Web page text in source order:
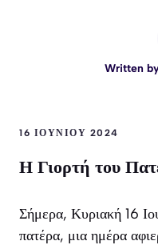
Written
16 ΙΟΥΝΊΟΥ 2024
Η Γιορτή του
Σήμερα, Κυριακή 16
πατέρα, μια ημέρα